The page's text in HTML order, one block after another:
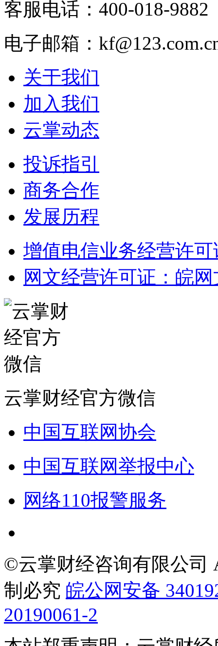
客服电话：400-018-9882
电子邮箱：
关于我们
加入我们
云掌动态
投诉指引
商务合作
发展历程
增值电信业务经营许可
网文经营许可证：皖
云掌财经官方微信
中国互联网协会
中国互联网举报中心
网络110报警服务
©云掌财经咨询有限公司
制必究 皖公网安备
20190061-2